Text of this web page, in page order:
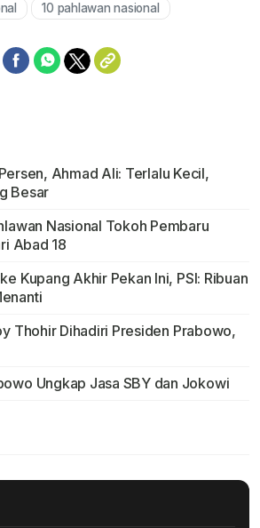
10 pahlawan nasional
Ahmad Ali: Terlalu Kecil,
Besar
Nasional Tokoh Pembaru
Abad 18
Kupang Akhir Pekan Ini, PSI: Ribuan
Thohir Dihadiri Presiden Prabowo,
Ungkap Jasa SBY dan Jokowi